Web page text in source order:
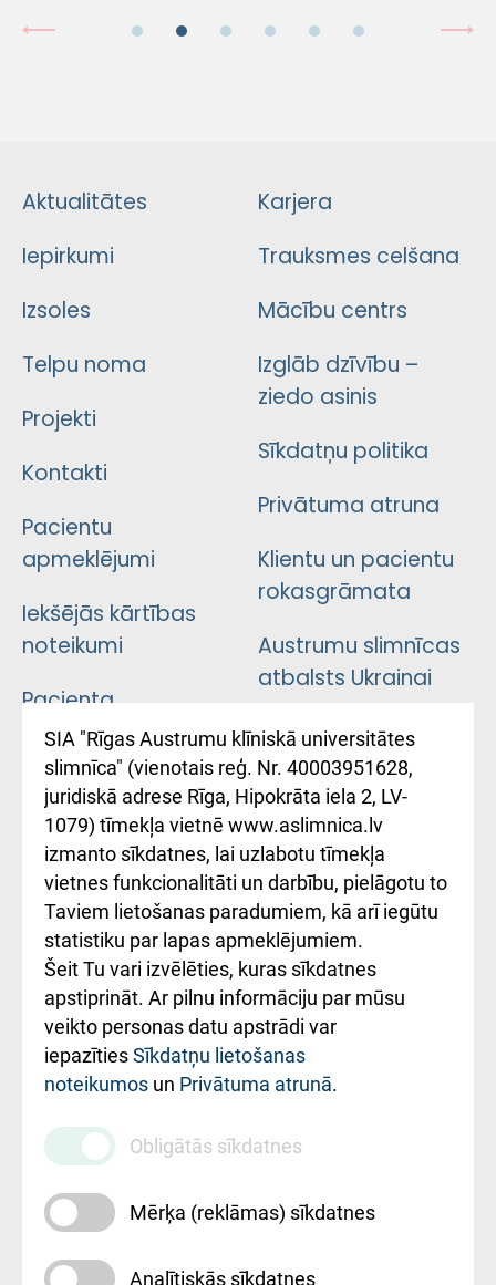
Aktualitātes
Iepirkumi
Izsoles
Telpu noma
Projekti
Kontakti
Pacientu
apmeklējumi
Iekšējās kārtības
noteikumi
Pacienta
atsauksmju/sūdzību
iesniegšanas
kārtība
Kā pie mums nokļūt
Rēķinu apmaksas
ceļvedis
Rekvizīti un
ārstniecības
iestādes kods
010000234
Maksas
pakalpojumu
cenrādis
Karjera
Trauksmes celšana
Mācību centrs
Izglāb dzīvību –
ziedo asinis
Sīkdatņu politika
Privātuma atruna
Klientu un pacientu
rokasgrāmata
Austrumu slimnīcas
atbalsts Ukrainai
Підтримка Східної
лікарні та співпраця з
Україною
SIA "Rīgas Austrumu klīniskā universitātes
slimnīca" (vienotais reģ. Nr. 40003951628,
juridiskā adrese Rīga, Hipokrāta iela 2, LV-
1079) tīmekļa vietnē www.aslimnica.lv
izmanto sīkdatnes, lai uzlabotu tīmekļa
vietnes funkcionalitāti un darbību, pielāgotu to
Taviem lietošanas paradumiem, kā arī iegūtu
statistiku par lapas apmeklējumiem.
Šeit Tu vari izvēlēties, kuras sīkdatnes
apstiprināt. Ar pilnu informāciju par mūsu
veikto personas datu apstrādi var
iepazītiesSīkdatņu lietošanas
noteikumos un Privātuma atrunā.
Obligātās sīkdatnes
Mērķa (reklāmas) sīkdatnes
Analītiskās sīkdatnes